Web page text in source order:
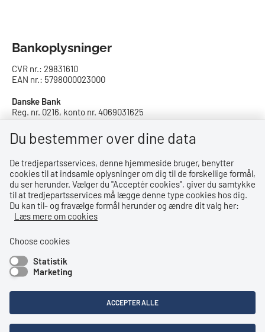
Bankoplysninger
CVR nr.: 29831610
EAN nr.: 5798000023000
Danske Bank
Reg. nr. 0216, konto nr. 4069031625
IBAN: DK8402164069031625
SWIFT: DABADKKK
Privatlivspolitik
Privatlivspolitik
Tilgængelighedserklæring
Bemærk!
Dette indhold kræver cookies for at blive vist korrekt.
LÆS MERE OM COOKIES
Du bestemmer over dine data
De tredjepartsservices, denne hjemmeside bruger, benytter
cookies til at indsamle oplysninger om dig til de forskellige formål,
du ser herunder. Vælger du ''Acceptér cookies'', giver du samtykke
til at tredjepartsservices må lægge denne type cookies hos dig.
Du kan til- og fravælge formål herunder og ændre dit valg her:
Læs mere om cookies
Choose cookies
Statistik
Marketing
ACCEPTER ALLE